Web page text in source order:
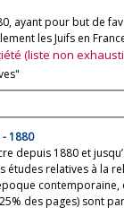
ayant pour but de
les Juifs en
(liste non
1880
depuis 1880 et
relatives à la
des pages) sont